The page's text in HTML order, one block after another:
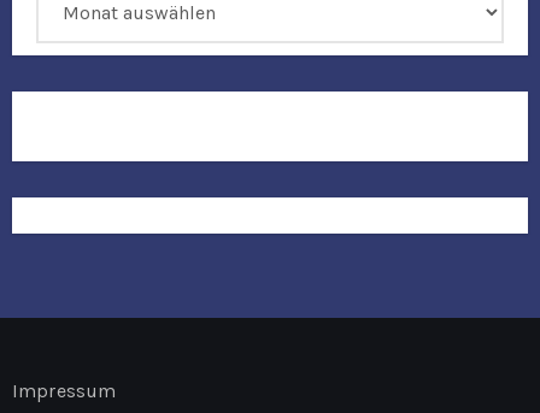
Impressum